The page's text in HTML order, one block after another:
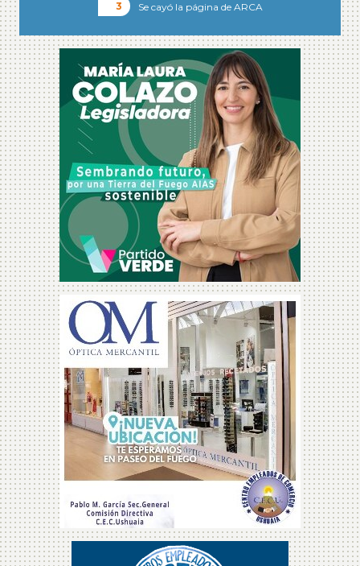
Se cayó la página de ARCA